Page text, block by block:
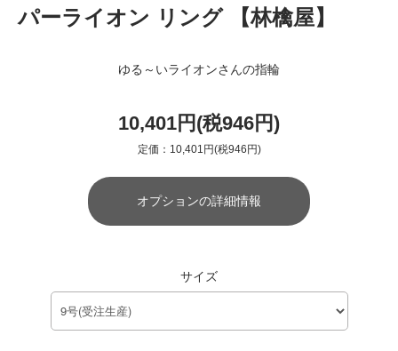
パーライオン リング 【林檎屋】
ゆる～いライオンさんの指輪
10,401円(税946円)
定価：10,401円(税946円)
オプションの詳細情報
サイズ